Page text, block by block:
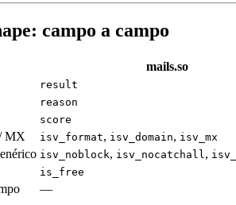
campo a campo
mails.so
result
reason
score
MX
isv_format, isv_domain, isv_mx
isv_noblock, isv_nocatchall ,
is_free
—